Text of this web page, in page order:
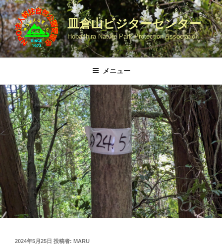
コ
ン
テ
ン
ツ
キ
ッ
皿倉山ビジターセンター
Hobashira Nature Park Protection Association
メニュー
投
2024年5月25日 投稿者: MARU